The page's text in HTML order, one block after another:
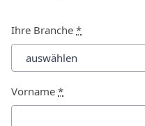
Ihre Branche *
Vorname *